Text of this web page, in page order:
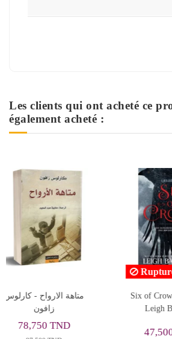
Les clients qui ont acheté ce
également acheté :
Six of Crows: Book 1 -
Leigh Bardugo
47,500 TND